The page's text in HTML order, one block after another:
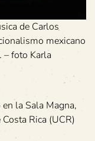
de Carlos
mexicano
– foto Karla
la Sala Magna,
Rica (UCR)